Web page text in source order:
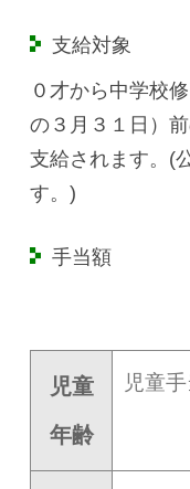
支給対象
０才から中学校
の３月３１日）
支給されます。(
す。)
手当額
児童
年齢
児童